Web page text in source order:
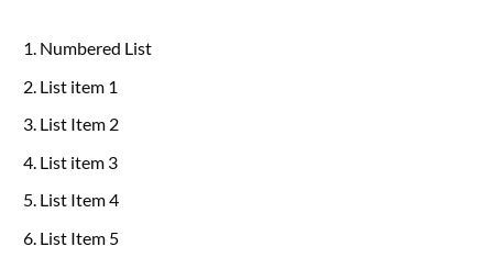
Numbered List
List item 1
List Item 2
List item 3
List Item 4
List Item 5